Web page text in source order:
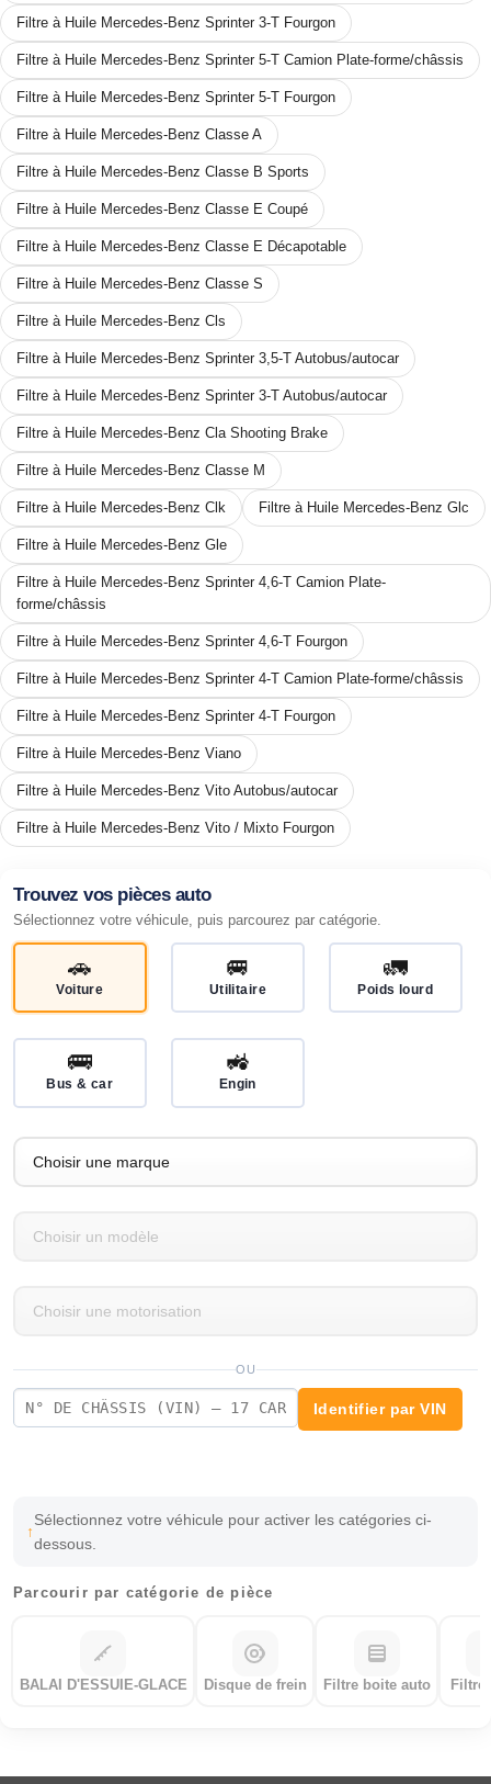
Filtre à Huile Mercedes-Benz Sprinter 3-T Fourgon
Filtre à Huile Mercedes-Benz Sprinter 5-T Camion Plate-forme/châssis
Filtre à Huile Mercedes-Benz Sprinter 5-T Fourgon
Filtre à Huile Mercedes-Benz Classe A
Filtre à Huile Mercedes-Benz Classe B Sports
Filtre à Huile Mercedes-Benz Classe E Coupé
Filtre à Huile Mercedes-Benz Classe E Décapotable
Filtre à Huile Mercedes-Benz Classe S
Filtre à Huile Mercedes-Benz Cls
Filtre à Huile Mercedes-Benz Sprinter 3,5-T Autobus/autocar
Filtre à Huile Mercedes-Benz Sprinter 3-T Autobus/autocar
Filtre à Huile Mercedes-Benz Cla Shooting Brake
Filtre à Huile Mercedes-Benz Classe M
Filtre à Huile Mercedes-Benz Clk Filtre à Huile Mercedes-Benz Glc
Filtre à Huile Mercedes-Benz Gle
Filtre à Huile Mercedes-Benz Sprinter 4,6-T Camion Plate-
forme/châssis
Filtre à Huile Mercedes-Benz Sprinter 4,6-T Fourgon
Filtre à Huile Mercedes-Benz Sprinter 4-T Camion Plate-forme/châssis
Filtre à Huile Mercedes-Benz Sprinter 4-T Fourgon
Filtre à Huile Mercedes-Benz Viano
Filtre à Huile Mercedes-Benz Vito Autobus/autocar
Filtre à Huile Mercedes-Benz Vito / Mixto Fourgon
Trouvez vos pièces auto
Sélectionnez votre véhicule, puis parcourez par catégorie.
🚗
Voiture
🚐
Utilitaire
🚛
Poids lourd
🚌
Bus & car
🚜
Engin
OU
Identifier par VIN
Sélectionnez votre véhicule pour activer les catégories ci-
dessous.
Parcourir par catégorie de pièce
BALAI D'ESSUIE-GLACE Disque de frein Filtre boite auto